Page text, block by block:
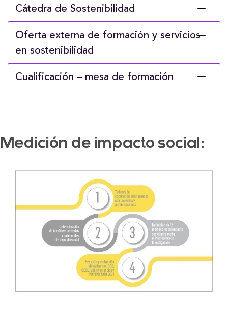
Cátedra de Sostenibilidad
Oferta externa de formación y servicios
en sostenibilidad
Cualificación – mesa de formación
Medición de impacto social: